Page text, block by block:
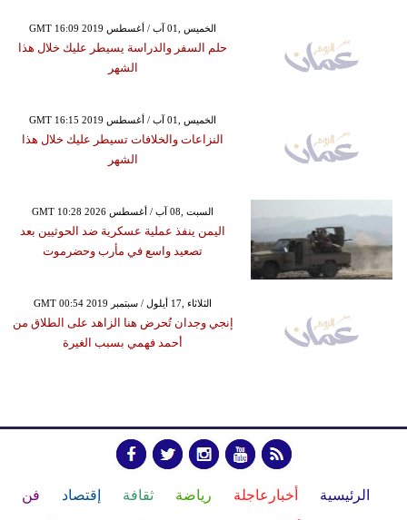
GMT 16:09 2019 الخميس ,01 آب / أغسطس
حلم السفر والدراسة يسيطر عليك خلال هذا
الشهر
GMT 16:15 2019 الخميس ,01 آب / أغسطس
النزاعات والخلافات تسيطر عليك خلال هذا
الشهر
GMT 10:28 2026 السبت ,08 آب / أغسطس
اليمن ينفذ عملية عسكرية ضد الحوثيين بعد
تصعيد واسع في مأرب وحضرموت
GMT 00:54 2019 الثلاثاء ,17 أيلول / سبتمبر
إنجي وجدان تُحرض هنا الزاهد على الطلاق من
أحمد فهمي بسبب الغيرة
الرئيسية أخبارعاجلة رياضة ثقافة إقتصاد فن